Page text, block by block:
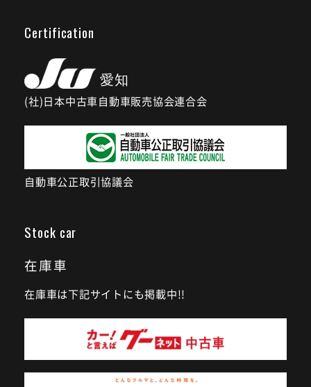
Certification
(社)日本中古車自動車販売協会連合会
自動車公正取引協議会
Stock car
在庫車
在庫車は下記サイトにも掲載中!!